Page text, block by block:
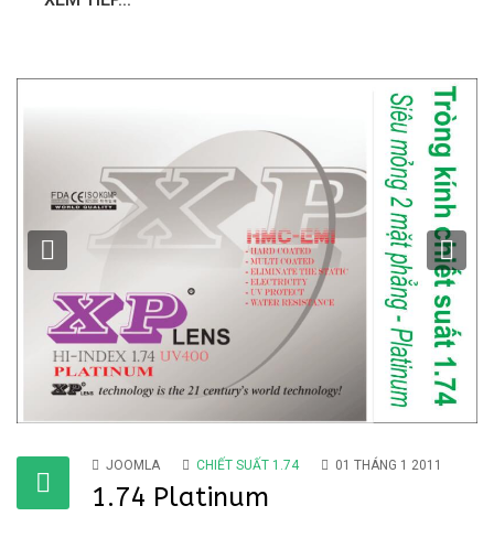
JOOMLA CHIẾT SUẤT 1.74 01 THÁNG 1 2011
1.74 Platinum